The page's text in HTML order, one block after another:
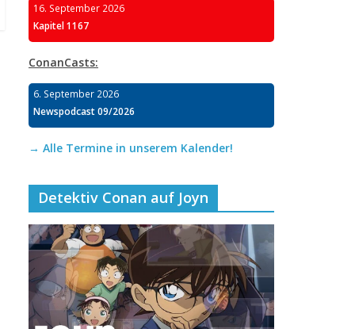
16. September 2026
Kapitel 1167
ConanCasts:
6. September 2026
Newspodcast 09/2026
→ Alle Termine in unserem Kalender!
Detektiv Conan auf Joyn